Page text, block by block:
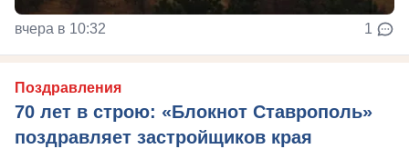
вчера в 10:32 1
Поздравления
70 лет в строю: «Блокнот Ставрополь»
поздравляет застройщиков края